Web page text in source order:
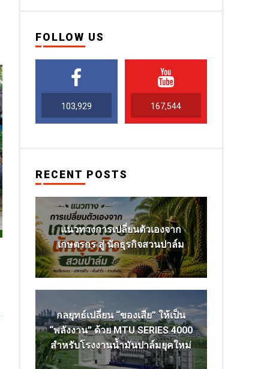
FOLLOW US
103,929 167,544
RECENT POSTS
แนวทางการเปลี่ยนตัวเองจาก
เกษตรกร สู่ นักธุรกิจสวนปาล์ม
กลยุทธ์เปลี่ยน “ของเสีย” ให้เป็น
“พลังงาน” ด้วย MTU SERIES 4000
สำหรับโรงงานน้ำมันปาล์มยุคใหม่